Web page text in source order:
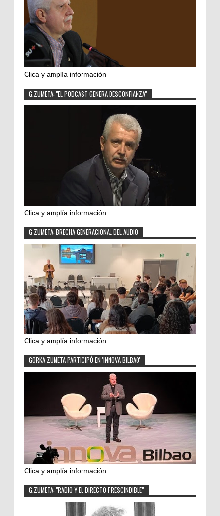
Clica y amplía información
G.ZUMETA: "EL PODCAST GENERA DESCONFIANZA"
Clica y amplía información
G ZUMETA: BRECHA GENERACIONAL DEL AUDIO
Clica y amplía información
GORKA ZUMETA PARTICIPÓ EN 'INNOVA BILBAO'
Clica y amplía información
G.ZUMETA: "RADIO Y EL DIRECTO PRESCINDIBLE"